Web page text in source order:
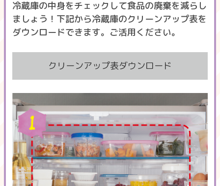
冷蔵庫の中身をチェックして食品の廃棄を減らし
ましょう！下記から冷蔵庫のクリーンアップ表を
ダウンロードできます。ご活用ください。
クリーンアップ表ダウンロード